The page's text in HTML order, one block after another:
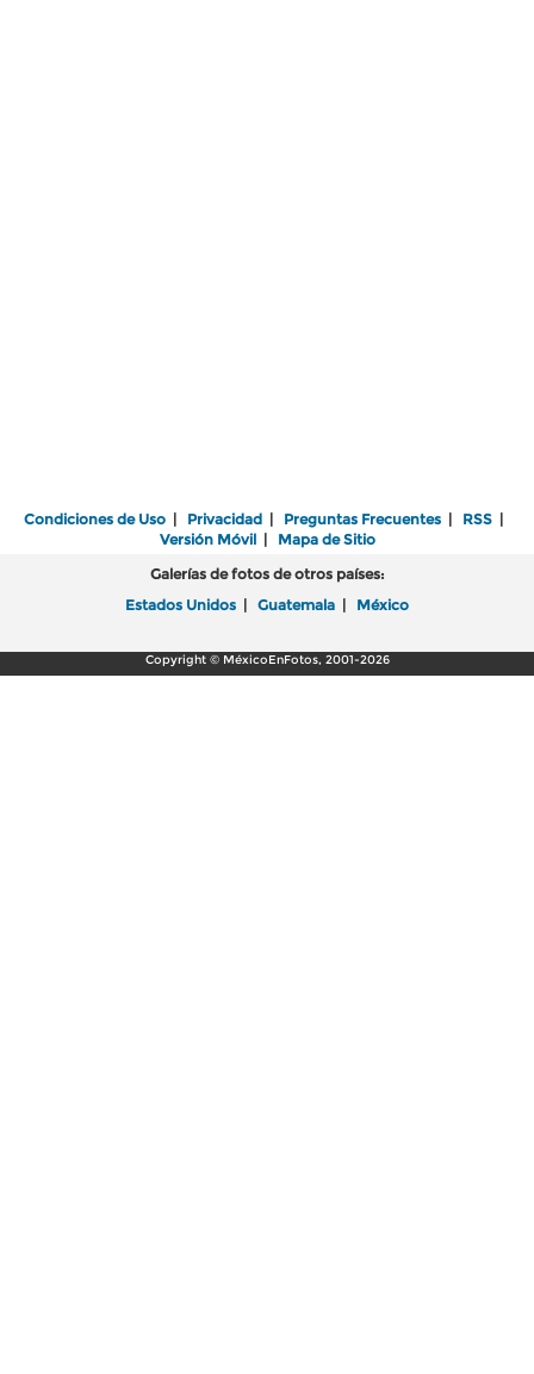
Condiciones de Uso | Privacidad | Preguntas Frecuentes | RSS |
Versión Móvil| Mapa de Sitio
Galerías de fotos de otros países:
Estados Unidos | Guatemala | México
Copyright © MéxicoEnFotos, 2001-2026